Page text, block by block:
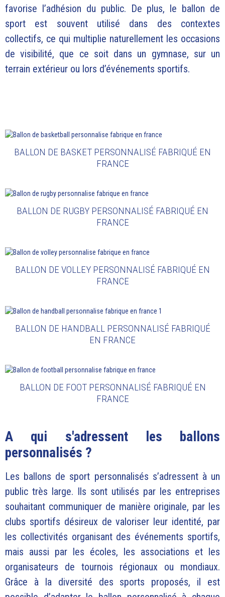
favorise l’adhésion du public. De plus, le ballon de
sport est souvent utilisé dans des contextes
collectifs, ce qui multiplie naturellement les occasions
de visibilité, que ce soit dans un gymnase, sur un
terrain extérieur ou lors d’événements sportifs.
BALLON DE BASKET PERSONNALISÉ FABRIQUÉ EN
FRANCE
BALLON DE RUGBY PERSONNALISÉ FABRIQUÉ EN
FRANCE
BALLON DE VOLLEY PERSONNALISÉ FABRIQUÉ EN
FRANCE
BALLON DE HANDBALL PERSONNALISÉ FABRIQUÉ
EN FRANCE
BALLON DE FOOT PERSONNALISÉ FABRIQUÉ EN
FRANCE
A qui s'adressent les ballons
personnalisés ?
Les ballons de sport personnalisés s’adressent à un
public très large. Ils sont utilisés par les entreprises
souhaitant communiquer de manière originale, par les
clubs sportifs désireux de valoriser leur identité, par
les collectivités organisant des événements sportifs,
mais aussi par les écoles, les associations et les
organisateurs de tournois régionaux ou mondiaux.
Grâce à la diversité des sports proposés, il est